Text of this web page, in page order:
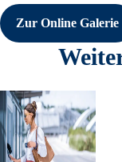
Zur Online Galerie